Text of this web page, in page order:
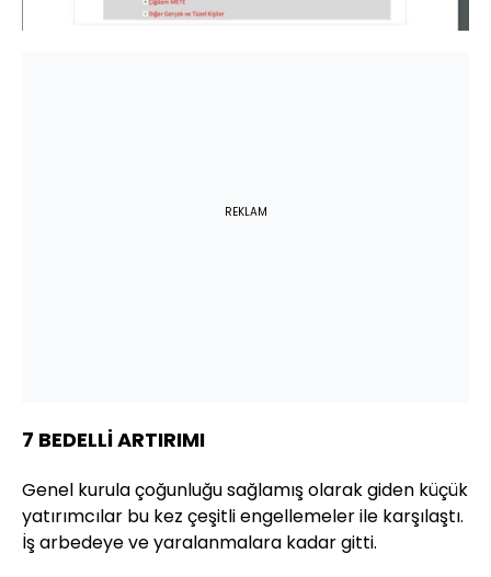
REKLAM
7 BEDELLİ ARTIRIMI
Genel kurula çoğunluğu sağlamış olarak giden küçük
yatırımcılar bu kez çeşitli engellemeler ile karşılaştı.
İş arbedeye ve yaralanmalara kadar gitti.